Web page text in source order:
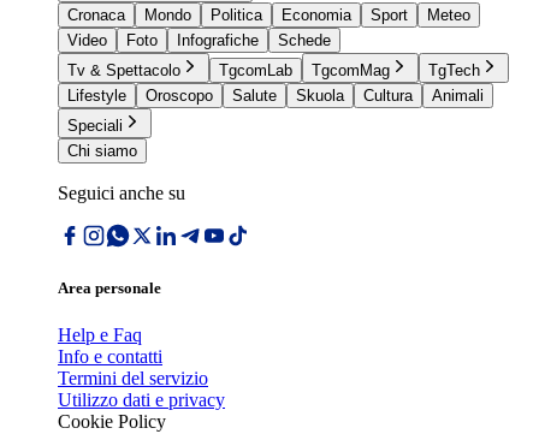
Cronaca
Mondo Politica Economia Sport
Meteo
Video
Foto Infografiche
Schede
Tv & Spettacolo
TgcomLab TgcomMag
TgTech
Lifestyle
Oroscopo Salute Skuola Cultura
Animali
Speciali
Chi siamo
Seguici anche su
Area personale
Help e Faq
Info e contatti
Termini del servizio
Utilizzo dati e privacy
Cookie Policy